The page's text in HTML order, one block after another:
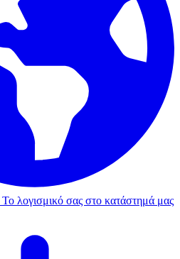
Το λογισμικό σας στο κατάστημά μας